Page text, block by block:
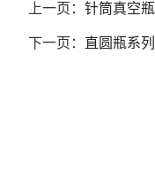
上一页： 针筒真空瓶
下一页： 直圆瓶系列